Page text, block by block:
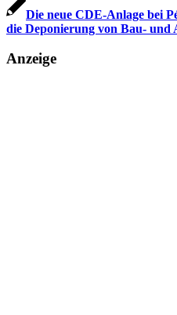
Die neue CDE-Anlage bei
die Deponierung von Bau- und
Anzeige